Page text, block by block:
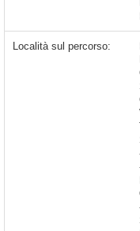
Località sul percorso: